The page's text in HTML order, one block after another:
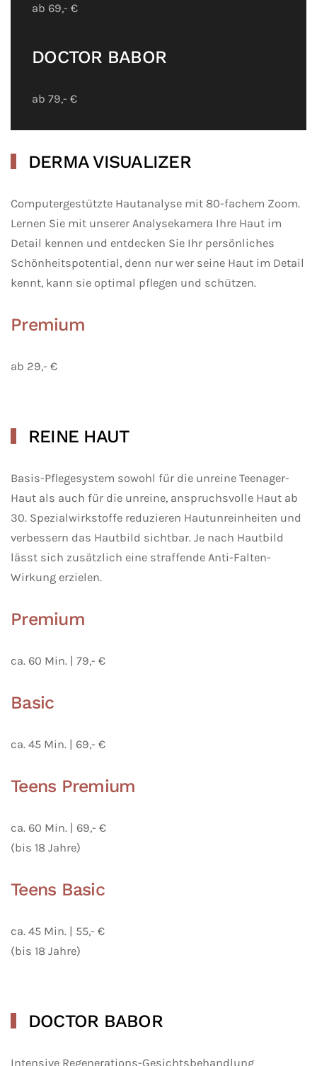
ab 69,- €
DOCTOR BABOR
ab 79,- €
DERMA VISUALIZER
Computergestützte Hautanalyse mit 80-fachem Zoom.
Lernen Sie mit unserer Analysekamera Ihre Haut im
Detail kennen und entdecken Sie Ihr persönliches
Schönheitspotential, denn nur wer seine Haut im Detail
kennt, kann sie optimal pflegen und schützen.
Premium
ab 29,- €
REINE HAUT
Basis-Pflegesystem sowohl für die unreine Teenager-
Haut als auch für die unreine, anspruchsvolle Haut ab
30. Spezialwirkstoffe reduzieren Hautunreinheiten und
verbessern das Hautbild sichtbar. Je nach Hautbild
lässt sich zusätzlich eine straffende Anti-Falten-
Wirkung erzielen.
Premium
ca. 60 Min. | 79,- €
Basic
ca. 45 Min. | 69,- €
Teens Premium
ca. 60 Min. | 69,- €
(bis 18 Jahre)
Teens Basic
ca. 45 Min. | 55,- €
(bis 18 Jahre)
DOCTOR BABOR
Intensive Regenerations-Gesichtsbehandlung